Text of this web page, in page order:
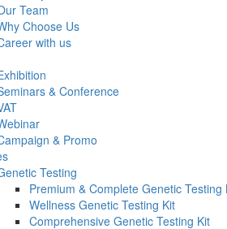
Team
Choose Us
with us
& Conference
& Promo
Testing
Premium & Complete Genetic Testing
Wellness Genetic Testing Kit
Comprehensive Genetic Testing Kit